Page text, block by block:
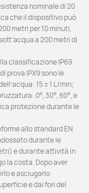
nominale di 20
che il dispositivo può
metri per 10 minuti,
a 200 metri di
classificazione IP69
prova IPX9 sono le
15 ± 1 L/min;
0°, 30°, 60°, e
protezione durante le
allo standard EN
durante le
e durante attività in
la costa. Dopo aver
e asciugarlo
e dai fori del